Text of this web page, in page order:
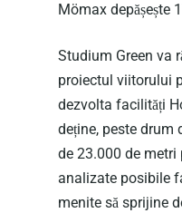
Mömax depășește
Studium Green va
proiectul viitorului
dezvolta facilități
deține, peste drum
de 23.000 de metri
analizate posibile
menite să sprijine